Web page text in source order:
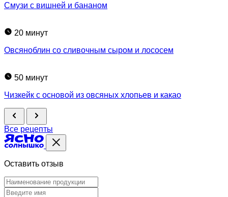
Смузи с вишней и бананом
20 минут
Овсяноблин со сливочным сыром и лососем
50 минут
Чизкейк с основой из овсяных хлопьев и какао
Все рецепты
Оставить отзыв